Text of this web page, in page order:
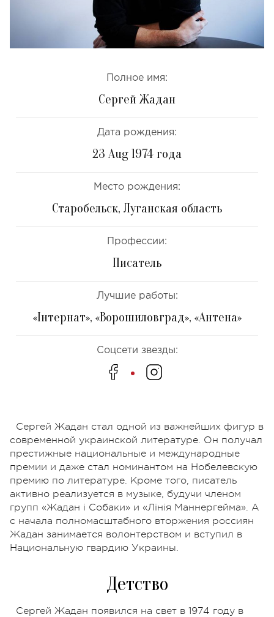
Полное имя:
Сергей Жадан
Дата рождения:
23 Aug 1974 года
Место рождения:
Старобельск, Луганская область
Профессии:
Писатель
Лучшие работы:
«Інтернат», «Ворошиловград», «Антена»
Соцсети звезды:
Сергей Жадан стал одной из важнейших фигур в
современной украинской литературе. Он получал
престижные национальные и международные
премии и даже стал номинантом на Нобелевскую
премию по литературе. Кроме того, писатель
активно реализуется в музыке, будучи членом
групп «Жадан і Собаки» и «Лінія Маннергейма». А
с начала полномасштабного вторжения россиян
Жадан занимается волонтерством и вступил в
Национальную гвардию Украины.
Детство
Сергей Жадан появился на свет в 1974 году в